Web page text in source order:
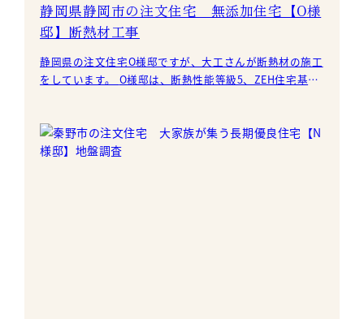
静岡県静岡市の注文住宅 無添加住宅【O様
邸】断熱材工事
静岡県の注文住宅O様邸ですが、大工さんが断熱材の施工
をしています。 O様邸は、断熱性能等級5、ZEH住宅基準